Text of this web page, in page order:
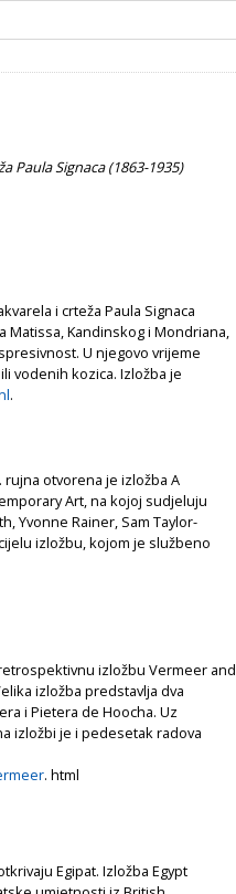
Paula Signaca (1863-1935)
i crteža Paula Signaca
Matissa, Kandinskog i Mondriana,
U njegovo vrijeme
vodenih kozica. Izložba je
.
otvorena je izložba A
Art, na kojoj sudjeluju
Yvonne Rainer, Sam Taylor-
izložbu, kojom je službeno
izložbu Vermeer and
izložba predstavlja dva
i Pietera de Hoocha. Uz
izložbi je i pedesetak radova
. html
Egipat. Izložba Egypt